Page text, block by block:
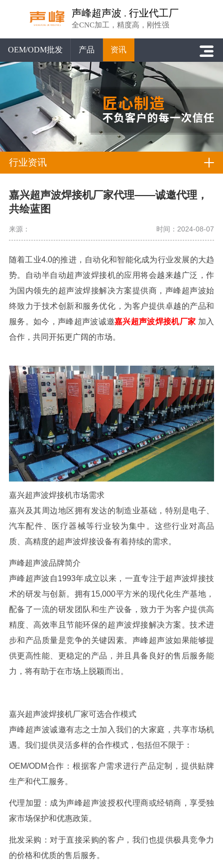
声峰超声波 . 行业代工厂
全CNC加工，精度高，刚性强
OEM/ODM批发 产品 资讯
行业资讯
嘉兴超声波焊接机厂家代理——诚邀代理，
共绘蓝图
来源： 时间：2024-08-07
随着工业4.0的推进，自动化和智能化成为行业发展的大趋
势。自动半自动超声波焊接机的应用将会越来越广泛 ，作
为国内领先的超声波焊接解决方案提供商，声峰超声波始
终致力于技术创新和服务优化，为客户提供卓越的产品和
服务。如今，声峰超声波诚邀嘉兴超声波焊接机厂家 加入
合作，共同开拓更广阔的市场。
嘉兴超声波焊接机市场需求
嘉兴及其周边地区拥有发达的制造业基础，特别是电子、
汽车配件、医疗器械等行业较为集中。这些行业对高品
质、高精度的超声波焊接设备有着持续的需求。
声峰超声波品牌简介
声峰超声波自1993年成立以来，一直专注于超声波焊接技
术的研发与创新。拥有15,000平方米的现代化生产基地，
配备了一流的研发团队和生产设备，致力于为客户提供高
精度、高效率且节能环保的超声波焊接解决方案。技术进
步和产品质量是竞争的关键因素。声峰超声波如果能够提
供更高性能、更稳定的产品，并且具备良好的售后服务能
力，将有助于在市场上脱颖而出。
嘉兴超声波焊接机厂家可选合作模式
声峰超声波诚邀有志之士加入我们的大家庭，共享市场机
遇。我们提供灵活多样的合作模式，包括但不限于：
OEM/ODM合作：根据客户需求进行产品定制，提供贴牌
生产和代工服务。
代理加盟：成为声峰超声波授权代理商或经销商，享受独
家市场保护和优惠政策。
批发采购：对于直接采购的客户，我们也提供极具竞争力
的价格和优质的售后服务。